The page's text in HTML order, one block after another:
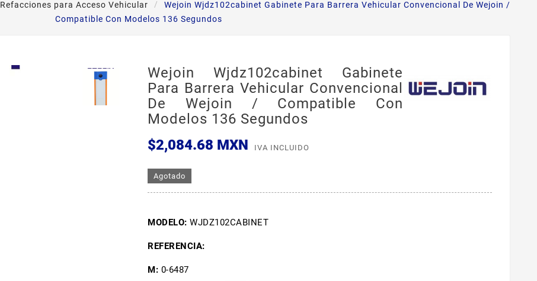
Refacciones para Acceso Vehicular
Wejoin Wjdz102cabinet Gabinete Para Barrera Vehicular Convencional De Wejoin /
Compatible Con Modelos 136 Segundos
Wejoin Wjdz102cabinet Gabinete
Para Barrera Vehicular Convencional
De Wejoin / Compatible Con
Modelos 136 Segundos
$2,084.68 MXN
IVA INCLUIDO
Agotado
MODELO: WJDZ102CABINET
REFERENCIA:
M: 0-6487